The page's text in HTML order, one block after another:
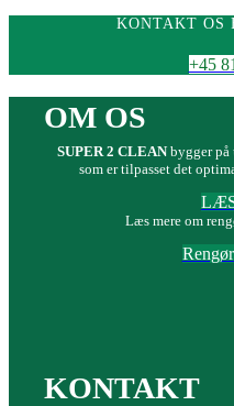
quick
KONTAKT OS
+45
OM OS
SUPER 2 CLEANbygger på
som er tilpasset det
Læs mere om
KONTAKT